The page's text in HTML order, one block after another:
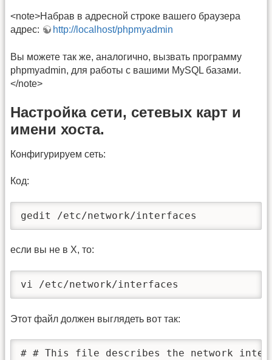
<note>Набрав в адресной строке вашего браузера
адрес:
http://localhost/phpmyadmin
Вы можете так же, аналогично, вызвать программу
phpmyadmin, для работы с вашими MySQL базами.
</note>
Настройка сети, сетевых карт и
имени хоста.
Конфигурируем сеть:
Код:
gedit /etc/network/interfaces
если вы не в Х, то:
vi /etc/network/interfaces
Этот файл должен выглядеть вот так:
# # This file describes the network